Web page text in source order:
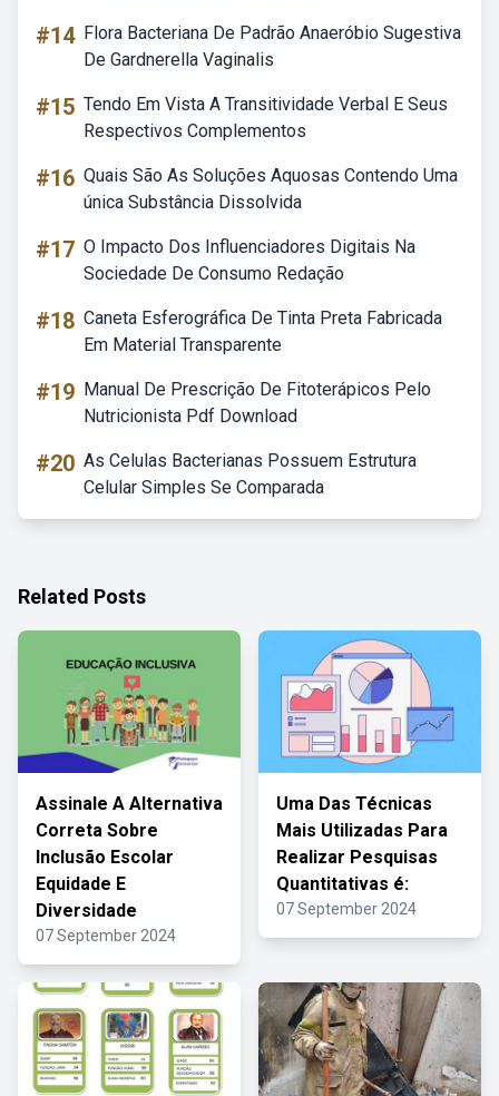
#14 Flora Bacteriana De Padrão Anaeróbio Sugestiva
De Gardnerella Vaginalis
#15 Tendo Em Vista A Transitividade Verbal E Seus
Respectivos Complementos
#16 Quais São As Soluções Aquosas Contendo Uma
única Substância Dissolvida
#17 O Impacto Dos Influenciadores Digitais Na
Sociedade De Consumo Redação
#18 Caneta Esferográfica De Tinta Preta Fabricada
Em Material Transparente
#19 Manual De Prescrição De Fitoterápicos Pelo
Nutricionista Pdf Download
#20 As Celulas Bacterianas Possuem Estrutura
Celular Simples Se Comparada
Related Posts
Assinale A Alternativa
Correta Sobre
Inclusão Escolar
Equidade E
Diversidade
07 September 2024
Uma Das Técnicas
Mais Utilizadas Para
Realizar Pesquisas
Quantitativas é:
07 September 2024